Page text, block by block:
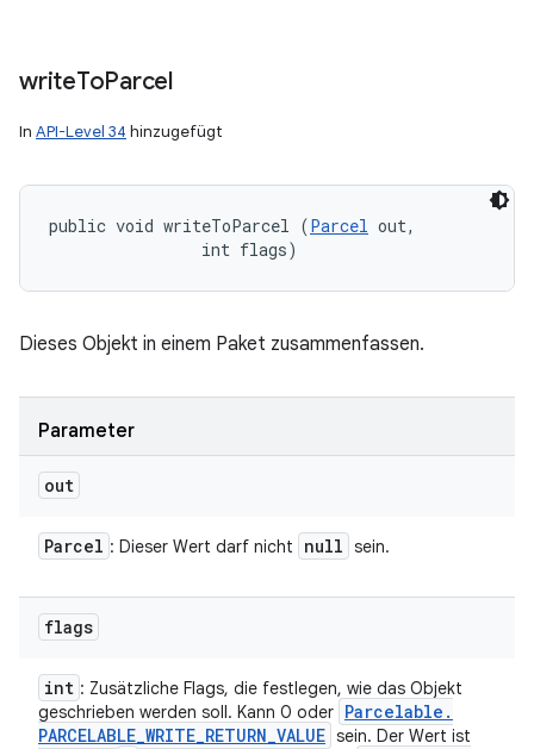
writeToParcel
In API-Level 34 hinzugefügt
public void writeToParcel (Parcel out,
                int flags)
Dieses Objekt in einem Paket zusammenfassen.
Parameter
out
Parcel : Dieser Wert darf nicht null sein.
flags
int : Zusätzliche Flags, die festlegen, wie das Objekt
geschrieben werden soll. Kann 0 oder Parcelable .
PARCELABLE_WRITE_RETURN_VALUE sein. Der Wert ist